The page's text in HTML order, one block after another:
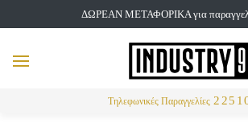
ΔΩΡΕΑΝ ΜΕΤΑΦΟΡΙΚΑ για
Τηλεφωνικές Παραγγελίες
MENU